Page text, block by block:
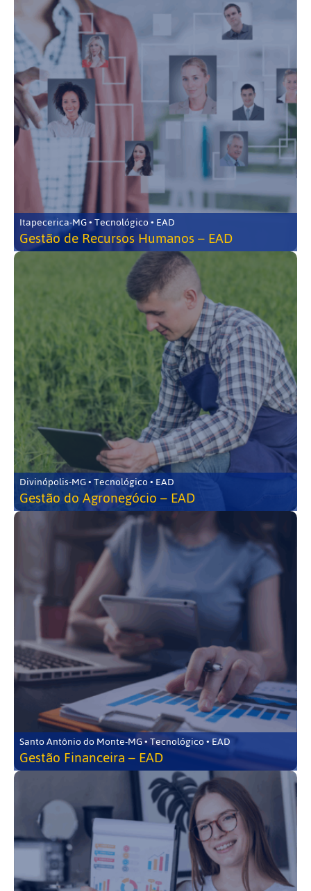
Itapecerica-MG • Tecnológico • EAD
Gestão de Recursos Humanos – EAD
Divinópolis-MG • Tecnológico • EAD
Gestão do Agronegócio – EAD
Santo Antônio do Monte-MG • Tecnológico • EAD
Gestão Financeira – EAD